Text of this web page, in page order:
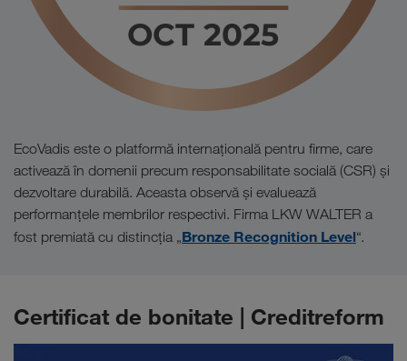
EcoVadis este o platformă internațională pentru firme, care
activează în domenii precum responsabilitate socială (CSR) și
dezvoltare durabilă. Aceasta observă și evaluează
performanțele membrilor respectivi. Firma LKW WALTER a
fost premiată cu distincția „Bronze Recognition Level“.
Certificat de bonitate | Creditreform